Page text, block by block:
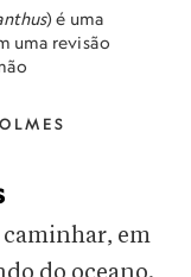
) é uma
uma revisão
caminhar, em